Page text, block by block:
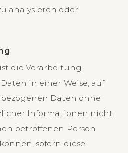
analysieren oder
die Verarbeitung
in einer Weise, auf
Daten ohne
Informationen nicht
betroffenen Person
sofern diese